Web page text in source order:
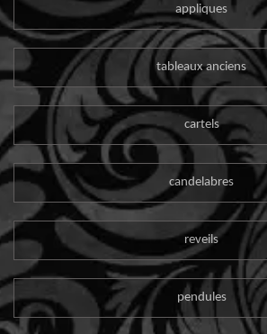
appliques
tableaux anciens
cartels
candelabres
reveils
pendules